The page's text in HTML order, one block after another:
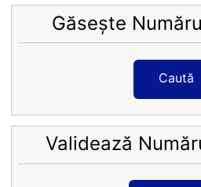
Găsește
Caută
Validează